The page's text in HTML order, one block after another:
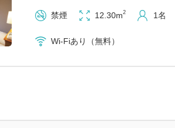
禁煙 12.30m2 1名
Wi-Fiあり（無料）